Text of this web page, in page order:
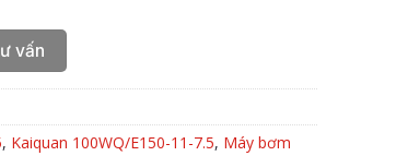
vấn
, Kaiquan 100WQ/E150-11-7.5, Máy bơm